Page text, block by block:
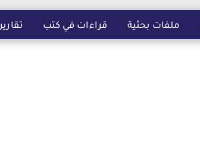
ملفات بحثية قراءات في كتب تقارير